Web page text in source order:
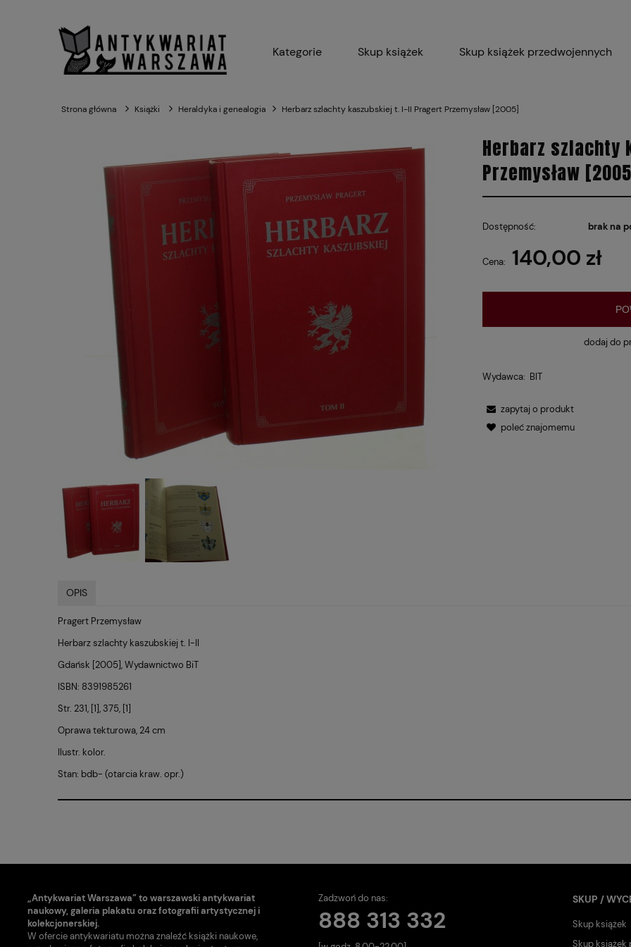
Kategorie Skup książek Skup książek przedwojennych
Strona główna Książki Heraldyka i genealogia Herbarz szlachty kaszubskiej t. I-II Pragert Przemysław [2005]
Herbarz szlachty
Przemysław
Dostępność: brak na
Cena: 140,00 zł
dodaj do
Wydawca: BIT
zapytaj o produkt
poleć znajomemu
OPIS
Pragert Przemysław
Herbarz szlachty kaszubskiej t. I-II
Gdańsk [2005], Wydawnictwo BiT
ISBN: 8391985261
Str. 231, [1], 375, [1]
Oprawa tekturowa, 24 cm
Ilustr. kolor.
Stan: bdb- (otarcia kraw. opr.)
„Antykwariat Warszawa” to warszawski antykwariat
naukowy, galeria plakatu oraz fotografii artystycznej i
kolekcjonerskiej.
W ofercie antykwariatu można znaleźć książki naukowe,
Zadzwoń do nas:
888 313 332
SKUP /
Skup książek
Skup książek